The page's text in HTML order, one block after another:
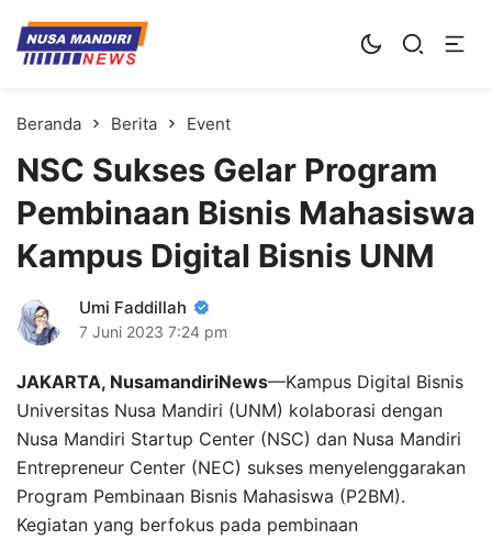
Kampus Digital Bisnis
Universitas Nusa Mandiri
Beranda Berita Event
NSC Sukses Gelar Program
Pembinaan Bisnis Mahasiswa
Kampus Digital Bisnis UNM
Umi Faddillah
7 Juni 2023 7:24 pm
JAKARTA, NusamandiriNews—Kampus Digital Bisnis
Universitas Nusa Mandiri (UNM) kolaborasi dengan
Nusa Mandiri Startup Center (NSC) dan Nusa Mandiri
Entrepreneur Center (NEC) sukses menyelenggarakan
Program Pembinaan Bisnis Mahasiswa (P2BM).
Kegiatan yang berfokus pada pembinaan